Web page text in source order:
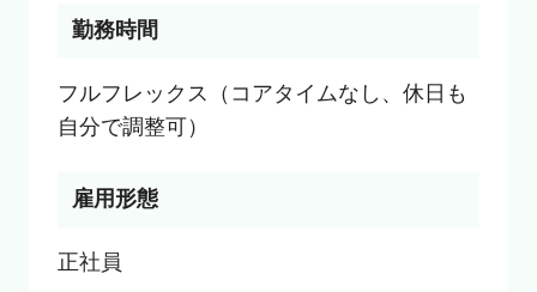
勤務時間
フルフレックス（コアタイムなし、休日も
自分で調整可）
雇用形態